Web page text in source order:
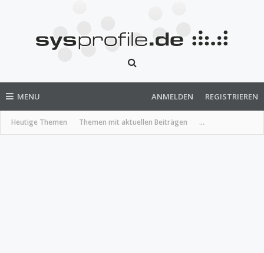
MENU
Heutige Themen Themen mit aktuellen Beiträgen ...
ANMELDEN REGISTRIEREN